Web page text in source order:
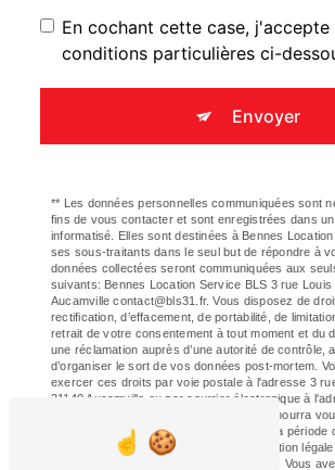
En cochant cette case, j'accepte
conditions particulières ci-
Envoyer
** Les données personnelles communiquées sont
fins de vous contacter et sont enregistrées dans
informatisé. Elles sont destinées à Bennes
ses sous-traitants dans le seul but de répondre à
données collectées seront communiquées aux
suivants: Bennes Location Service BLS 3 rue Louis
Aucamville contact@bls31.fr. Vous disposez de
rectification, d’effacement, de portabilité, de
retrait de votre consentement à tout moment et du
une réclamation auprès d’une autorité de contrôle,
d’organiser le sort de vos données post-mortem.
exercer ces droits par voie postale à l'adresse 3
31140 Aucamville ou par courrier électronique à
contact@bls31.fr. Un justificatif d'identité pourra
Nous conservons vos données pendant la période
contact puis pendant la durée de prescription
probatoires et de gestion des contentieux. Vous